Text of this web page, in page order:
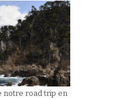
notre road trip en